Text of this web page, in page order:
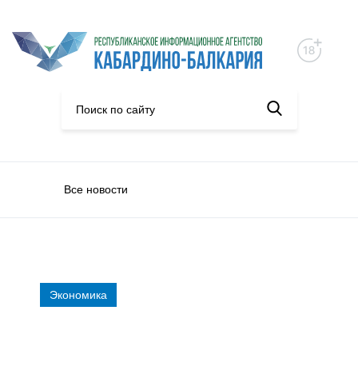
Все новости
Экономика